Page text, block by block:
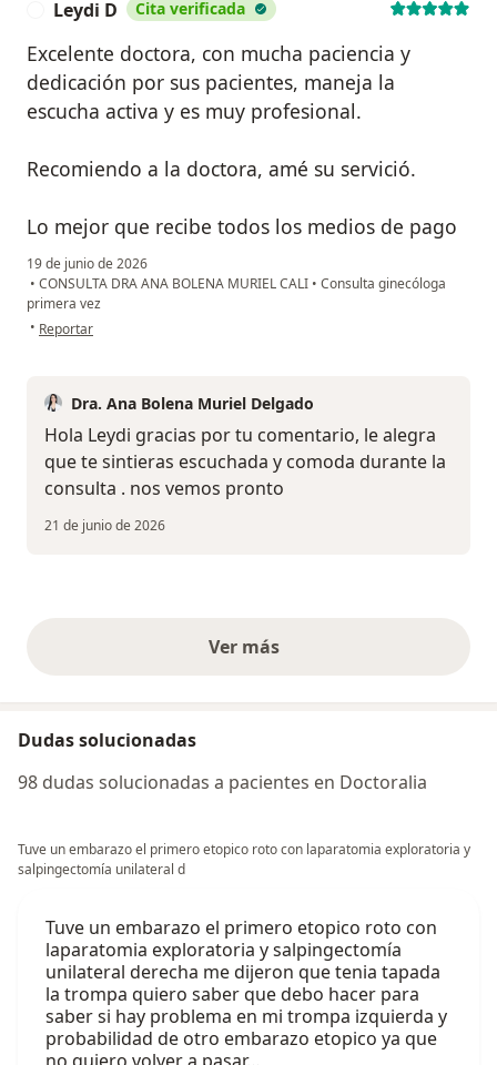
Leydi D Cita verificada
Excelente doctora, con mucha paciencia y
dedicación por sus pacientes, maneja la
escucha activa y es muy profesional.
Recomiendo a la doctora, amé su servició.
Lo mejor que recibe todos los medios de pago
19 de junio de 2026
• CONSULTA DRA ANA BOLENA MURIEL CALI • Consulta ginecóloga
primera vez
• en opinión del usuario Leydi D
Reportar
Dra. Ana Bolena Muriel Delgado
Hola Leydi gracias por tu comentario, le alegra
que te sintieras escuchada y comoda durante la
consulta . nos vemos pronto
21 de junio de 2026
Ver másopiniones anteriores
Dudas solucionadas
98 dudas solucionadas a pacientes en Doctoralia
Tuve un embarazo el primero etopico roto con laparatomia exploratoria y
salpingectomía unilateral d
Tuve un embarazo el primero etopico roto con
laparatomia exploratoria y salpingectomía
unilateral derecha me dijeron que tenia tapada
la trompa quiero saber que debo hacer para
saber si hay problema en mi trompa izquierda y
probabilidad de otro embarazo etopico ya que
no quiero volver a pasar…